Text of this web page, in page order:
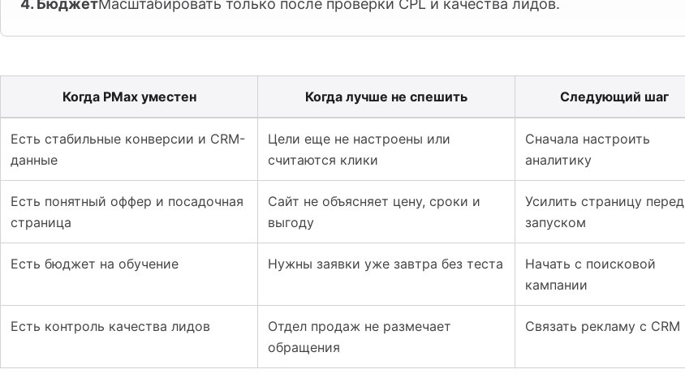
4. БюджетМасштабировать только после проверки CPL и качества лидов.
Когда PMax уместен Когда лучше не спешить Следующий шаг
Есть стабильные конверсии и CRM-
данные
Цели еще не настроены или
считаются клики
Сначала настроить
аналитику
Есть понятный оффер и посадочная
страница
Сайт не объясняет цену, сроки и
выгоду
Усилить страницу перед
запуском
Есть бюджет на обучение Нужны заявки уже завтра без теста
Начать с поисковой
кампании
Есть контроль качества лидов
Отдел продаж не размечает
обращения
Связать рекламу с CRM